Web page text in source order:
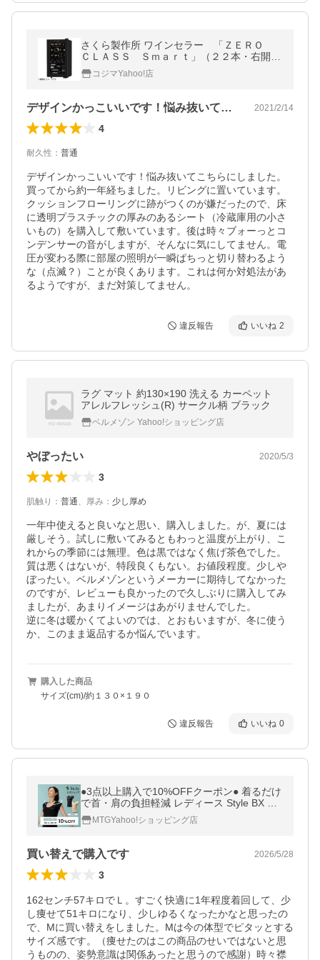
さくら製作所 ワインセラー 「ＺＥＲＯ
ＣＬＡＳＳ Ｓｍａｒｔ」（２２本・右開
き） ＳＢ２２ ブラック （標準設置無料）
コジマYahoo!店
デザインかっこいいです！悩み抜いてこち… 2021/2/14
4
耐久性 ： 普通
デザインかっこいいです！悩み抜いてこちらにしました。
買ってから約一年経ちました。リビングに置いています。
クッションフローリングに跡がつくのが嫌だったので、床
に透明プラスチックの厚みのあるシート（冷蔵庫用の小さ
いもの）を購入して敷いています。後は時々ブォーっとコ
ンデンサーの音がしますが、そんなに気にしてません。電
圧が変わる際に部屋の照明が一瞬ぱちっと切り替わるよう
な（点滅？）ことが良くあります。これは何か対処法があ
るようですが、まだ対策してません。
違反報告 いいね 2
ラグ マット 約130×190 洗える カーペット
アレルフレッシュ(R) サークル柄 ブラック
ベルメゾン Yahoo!ショッピング店
やぼったい 2020/5/3
3
肌触り ： 普通、 厚み ： 少し厚め
一年中使えると良いなと思い、購入しました。が、夏には
厳しそう。試しに敷いてみるともわっと温度が上がり、こ
れからの季節には無理。色は黒ではなく焦げ茶色でした。
質は悪くはないが、特段良くもない。お値段程度。少しや
ぼったい。ベルメゾンというメーカーに期待してなかった
のですが、レビューも良かったので久しぶりに購入してみ
ましたが、あまりイメージはあがりませんでした。
逆に冬は暖かくてよいのでは、とおもいますが、冬に使う
か、このまま返品するか悩んでいます。
購入した商品
サイズ(cm)/約１３０×１９０
違反報告 いいね 0
●3点以上購入で10%OFFクーポン● 着るだけ
で首・肩の負担軽減 レディース Style BX イ
ンナーウェア Uネック 半袖 スタイル ビーエ
ックス INW 敬老の日
MTGYahoo!ショッピング店
買い替えで購入です 2026/5/28
3
162センチ57キロでＬ。すごく快適に1年程度着回して、少
し痩せて51キロになり、少しゆるくなったかなと思ったの
で、Mに買い替えをしました。Mは今の体型でピタッとする
サイズ感です。（痩せたのはこの商品のせいではないと思
うものの、姿勢意識は関係あったと思うので感謝）時々襟